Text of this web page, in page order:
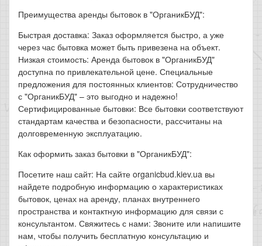
Преимущества аренды бытовок в "ОрганикБУД":
Быстрая доставка: Заказ оформляется быстро, а уже
через час бытовка может быть привезена на объект.
Низкая стоимость: Аренда бытовок в "ОрганикБУД"
доступна по привлекательной цене. Специальные
предложения для постоянных клиентов: Сотрудничество
с "ОрганикБУД" – это выгодно и надежно!
Сертифицированные бытовки: Все бытовки соответствуют
стандартам качества и безопасности, рассчитаны на
долговременную эксплуатацию.
Как оформить заказ бытовки в "ОрганикБУД":
Посетите наш сайт: На сайте organicbud.kiev.ua вы
найдете подробную информацию о характеристиках
бытовок, ценах на аренду, планах внутреннего
пространства и контактную информацию для связи с
консультантом. Свяжитесь с нами: Звоните или напишите
нам, чтобы получить бесплатную консультацию и